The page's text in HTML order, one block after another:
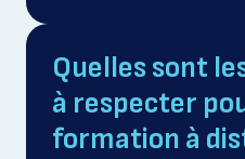
Quelles sont
à respecter
formation à